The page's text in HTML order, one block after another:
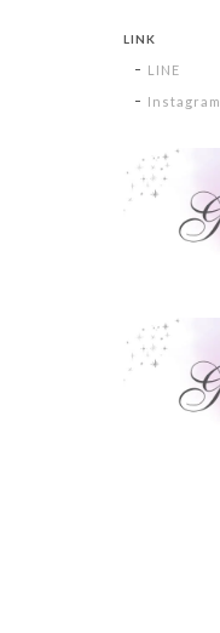
LINK
LINE
Instagram